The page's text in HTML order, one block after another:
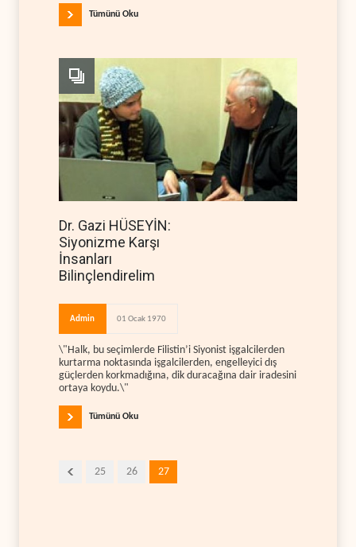
Tümünü Oku
Dr. Gazi HÜSEYİN:
Siyonizme Karşı
İnsanları
Bilinçlendirelim
Admin 01 Ocak 1970
\"Halk, bu seçimlerde Filistin’i Siyonist işgalcilerden
kurtarma noktasında işgalcilerden, engelleyici dış
güçlerden korkmadığına, dik duracağına dair iradesini
ortaya koydu.\"
Tümünü Oku
25 26 27